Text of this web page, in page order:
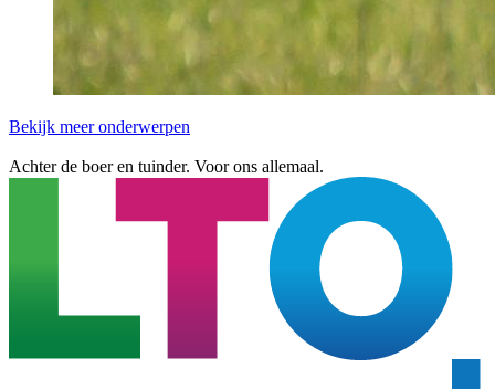
Bekijk meer onderwerpen
Achter de boer en tuinder. Voor ons allemaal.